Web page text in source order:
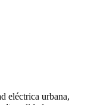
eléctrica urbana,